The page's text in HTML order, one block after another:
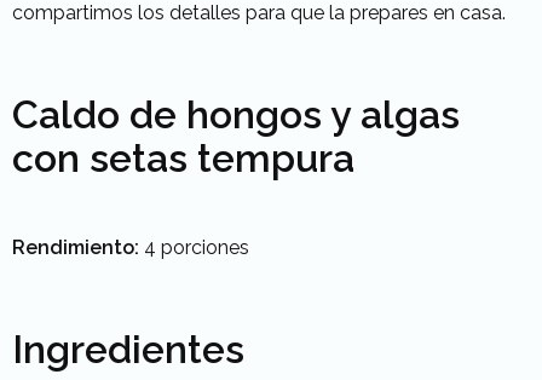
compartimos los detalles para que la prepares en casa.
Caldo de hongos y algas
con setas tempura
Rendimiento: 4 porciones
Ingredientes